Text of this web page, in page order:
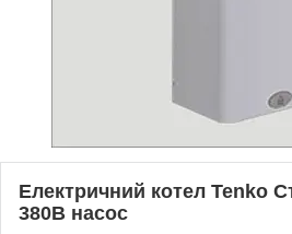
Електричний котел Tenko
380В насос